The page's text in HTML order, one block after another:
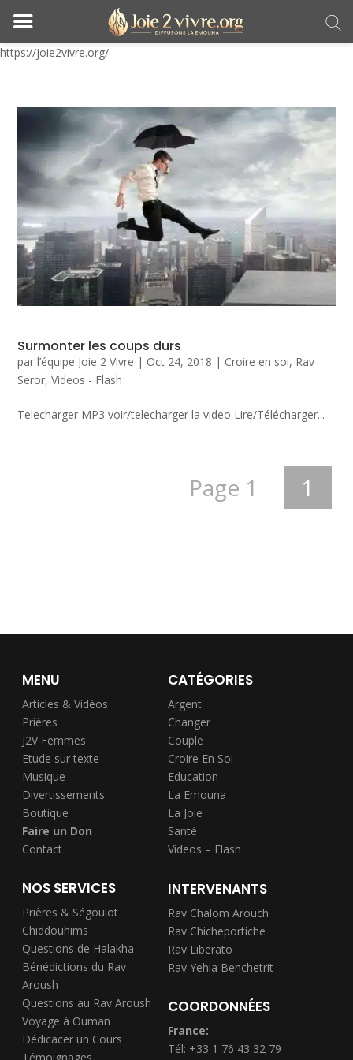
https://joie2vivre.org/
Surmonter les coups durs
parl’équipe Joie 2 Vivre | Oct 24, 2018 | Croire en soi, Rav
Seror,Videos - Flash
Telecharger MP3 voir/telecharger la video Lire/Télécharger...
Page 1 1
MENU
Articles & Vidéos
Prières
J2V Femmes
Etude sur texte
Musique
Divertissements
Boutique
Faire un Don
Contact
CATÉGORIES
Argent
Changer
Couple
Croire En Soi
Education
La Emouna
La Joie
Santé
Videos – Flash
NOS SERVICES
Prières & Ségoulot
Chiddouhims
Questions de Halakha
Bénédictions du Rav
Aroush
Questions au Rav Aroush
Voyage à Ouman
Dédicacer un Cours
INTERVENANTS
Rav Chalom Arouch
Rav Chicheportiche
Rav Liberato
Rav Yehia Benchetrit
COORDONNÉES
France:
Tél: +33 1 76 43 32 79